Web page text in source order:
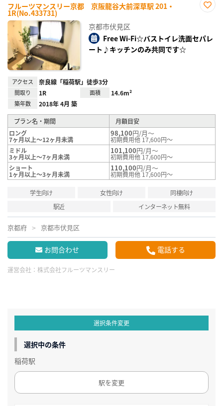
フルーツマンスリー京都 京阪龍谷大前深草駅 201・
1R(No.433731)
録
京都市伏見区
Free Wi-Fi☆バストイレ洗面セパレ
ート♪キッチンのみ共同です☆
アクセス 奈良線「稲荷駅」徒歩3分
間取り 1R 面積 14.6m²
築年数 2018年 4月 築
プラン名・期間
月額目安
ロング
7ヶ月以上～12ヶ月未満
98,100円/月～
初期費用他 17,600円～
ミドル
3ヶ月以上～7ヶ月未満
101,100円/月～
初期費用他 17,600円～
ショート
1ヶ月以上～3ヶ月未満
110,100円/月～
初期費用他 17,600円～
学生向け 女性向け
同棲向け
駅近
インターネット無料
京都府 京都市伏見区
お問合わせ 電話する
運営会社： 株式会社フルーツマンスリー
選択条件変更
選択中の条件
稲荷駅
駅を変更